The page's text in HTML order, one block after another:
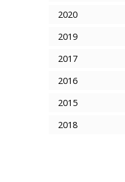
2020
2019
2017
2016
2015
2018